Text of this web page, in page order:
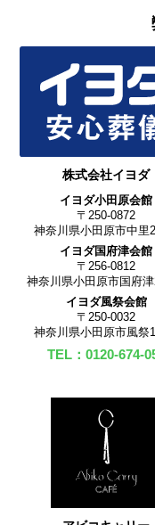
株式会社イヨダ
イヨダ小田原会館
〒250-0872
神奈川県小田原市中里
イヨダ国府津会館
〒256-0812
神奈川県小田原市国府
イヨダ風祭会館
〒250-0032
神奈川県小田原市風祭
TEL：0120-674-